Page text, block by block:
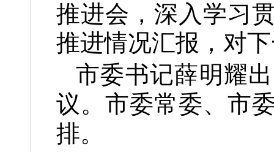
推进会，深入学习
推进情况汇报，对
市委书记薛明耀
议。市委常委、市
排。